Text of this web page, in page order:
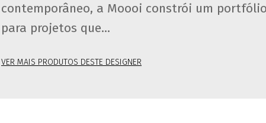
contemporâneo, a Moooi constrói um
para projetos que...
VER MAIS PRODUTOS DESTE DESIGNER